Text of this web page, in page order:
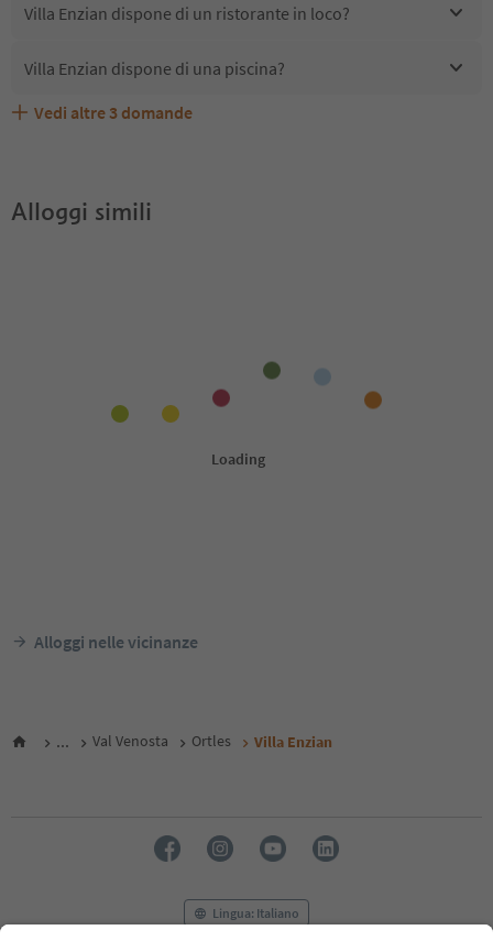
Villa Enzian dispone di un ristorante in loco?
Villa Enzian dispone di una piscina?
Villa Enzian accetta animali domestici?
Quali servizi/attività sono disponibili presso Villa Enzian?
Gli ospiti di Villa Enzian ricevono l'Alto Adige Guest Pass?
Vedi altre 3 domande
Alloggi simili
Alloggi nelle vicinanze
... Val Venosta Ortles Villa Enzian
Lingua: Italiano